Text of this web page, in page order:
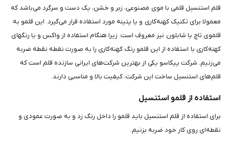
قلم استنسیل قلمی با موی مصنوعی، زبر و خشن، یک دست و سرگرد می‌باشد که
معمولا برای تکنیک کهنه‌کاری و یا پتینه مورد استفاده قرار می‌گیرد. این قلمو به
قلموی تاچ یا شابلون نیز معروف است. زیرا هنگام استفاده از واکس و یا رنگهای
کهنه‌کاری با استفاده از این قلمو رنگ کهنه‌کاری را به صورت نقطه نقطه ضربه
می‌زنیم. شرکت پیکاسو یکی از بهترین شرکت‌های ایرانی سازنده قلم است که
قلم‌های استنسیل ساخت این شرکت، کیفیت بالا و مناسبی دارند.
استفاده از قلمو استنسیل
برای استفاده از قلم استنسیل باید قلمو را داخل رنگ زد و به صورت عمودی و
نقطه‌ای روی کار خود ضربه بزنیم.